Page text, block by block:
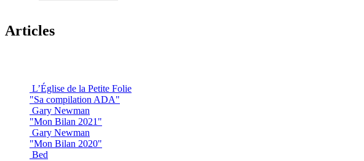
Articles
L’Église de la Petite Folie
"Sa compilation ADA"
Gary Newman
"Mon Bilan 2021"
Gary Newman
"Mon Bilan 2020"
Bed